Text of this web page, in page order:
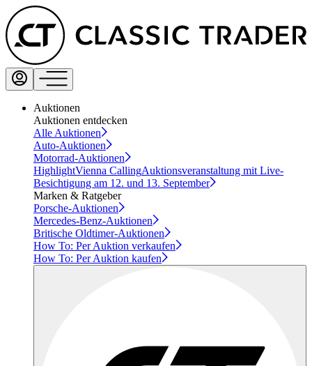
Auktionen
Auktionen entdecken
Alle Auktionen
Auto-Auktionen
Motorrad-Auktionen
HighlightVienna CallingAuktionsveranstaltung mit Live-
Besichtigung am 12. und 13. September
Marken & Ratgeber
Porsche-Auktionen
Mercedes-Benz-Auktionen
Britische Oldtimer-Auktionen
How To: Per Auktion verkaufen
How To: Per Auktion kaufen